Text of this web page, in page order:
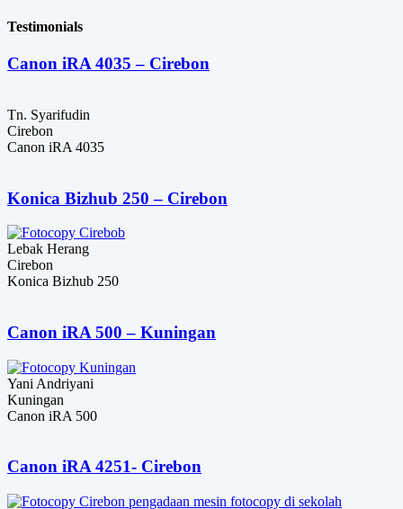
adalah:
Rp38,000,000.
Testimonials
Canon iRA 4035 – Cirebon
Tn. Syarifudin
Cirebon
Canon iRA 4035
Konica Bizhub 250 – Cirebon
Lebak Herang
Cirebon
Konica Bizhub 250
Canon iRA 500 – Kuningan
Yani Andriyani
Kuningan
Canon iRA 500
Canon iRA 4251- Cirebon